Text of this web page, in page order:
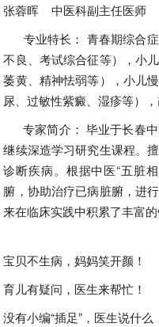
张蓉晖 中医科副主任医师
专业特长： 青春期综合症
不良、考试综合征等），小
萎黄、精神怯弱等），小儿
尿、过敏性紫癜、湿疹等）
专家简介： 毕业于长春中
继续深造学习研究生课程。
诊断疾病。根据中医“五脏
腑，协助治疗已病脏腑，进
来在临床实践中积累了丰富的
宝贝不生病，妈妈笑开颜！
育儿有疑问，医生来帮忙！
没有小编“插足”，医生说什